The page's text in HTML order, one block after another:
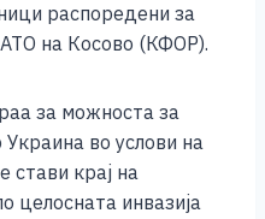
распоредени за
на Косово (КФОР).
за можноста за
во услови на
стави крај на
целосната инвазија